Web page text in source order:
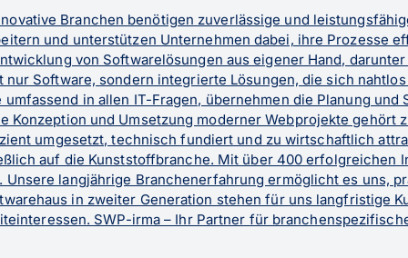
Branchen benötigen zuverlässige und
und unterstützen Unternehmen dabei, ihre Prozesse
von Softwarelösungen aus eigener Hand, darunter
Software, sondern integrierte Lösungen, die sich
in allen IT-Fragen, übernehmen die Planung
Konzeption und Umsetzung moderner Webprojekte gehört
umgesetzt, technisch fundiert und zu wirtschaftlich
auf die Kunststoffbranche. Mit über 400 erfolgreichen
langjährige Branchenerfahrung ermöglicht es uns,
in zweiter Generation stehen für uns langfristige
SWP-irma – Ihr Partner für